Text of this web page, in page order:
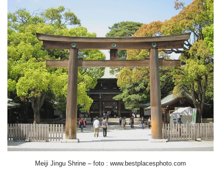
Meiji Jingu Shrine – foto : www.bestplacesphoto.com